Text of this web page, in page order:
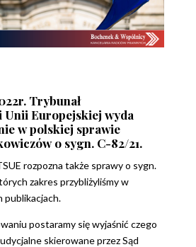
Trybunał
Unii Europejskiej wyda
w polskiej sprawie
o sygn. C-82/21.
rozpozna także sprawy o sygn.
zakres przybliżyliśmy w
publikacjach.
postaramy się wyjaśnić czego
skierowane przez Sąd